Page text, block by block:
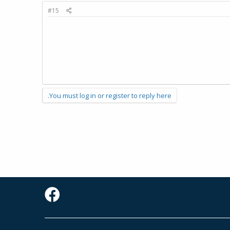
#15
You must log in or register to reply here.